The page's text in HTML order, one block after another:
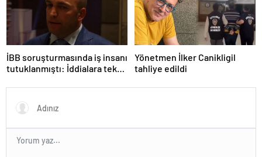
İBB soruşturmasında iş insanı
tutuklanmıştı: İddialara tek
Yönetmen İlker Canikligil
tahliye edildi